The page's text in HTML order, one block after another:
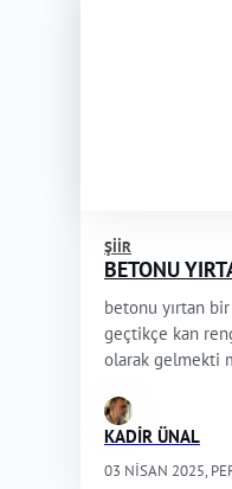
ŞIIR
BETONU
betonu yırtan
geçtikçe kan
olarak gelmekti
KADİR ÜNAL
03 NISAN 2025,